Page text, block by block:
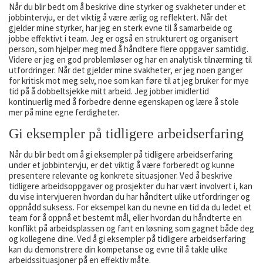
Når du blir bedt om å beskrive dine styrker og svakheter under et
jobbintervju, er det viktig å være ærlig og reflektert. Når det
gjelder mine styrker, har jeg en sterk evne til å samarbeide og
jobbe effektivt i team. Jeg er også en strukturert og organisert
person, som hjelper meg med å håndtere flere oppgaver samtidig.
Videre er jeg en god problemløser og har en analytisk tilnærming til
utfordringer. Når det gjelder mine svakheter, er jeg noen ganger
for kritisk mot meg selv, noe som kan føre til at jeg bruker for mye
tid på å dobbeltsjekke mitt arbeid. Jeg jobber imidlertid
kontinuerlig med å forbedre denne egenskapen og lære å stole
mer på mine egne ferdigheter.
Gi eksempler på tidligere arbeidserfaring
Når du blir bedt om å gi eksempler på tidligere arbeidserfaring
under et jobbintervju, er det viktig å være forberedt og kunne
presentere relevante og konkrete situasjoner. Ved å beskrive
tidligere arbeidsoppgaver og prosjekter du har vært involvert i, kan
du vise intervjueren hvordan du har håndtert ulike utfordringer og
oppnådd suksess. For eksempel kan du nevne en tid da du ledet et
team for å oppnå et bestemt mål, eller hvordan du håndterte en
konflikt på arbeidsplassen og fant en løsning som gagnet både deg
og kollegene dine. Ved å gi eksempler på tidligere arbeidserfaring
kan du demonstrere din kompetanse og evne til å takle ulike
arbeidssituasjoner på en effektiv måte.